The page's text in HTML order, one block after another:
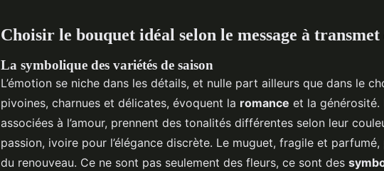
Choisir le bouquet idéal selon le message à
La symbolique des variétés de saison
L’émotion se niche dans les détails, et nulle part ailleurs que dans le
pivoines, charnues et délicates, évoquent la romance et la générosité.
associées à l’amour, prennent des tonalités différentes selon leur
passion, ivoire pour l’élégance discrète. Le muguet, fragile et parfumé,
du renouveau. Ce ne sont pas seulement des fleurs, ce sont des